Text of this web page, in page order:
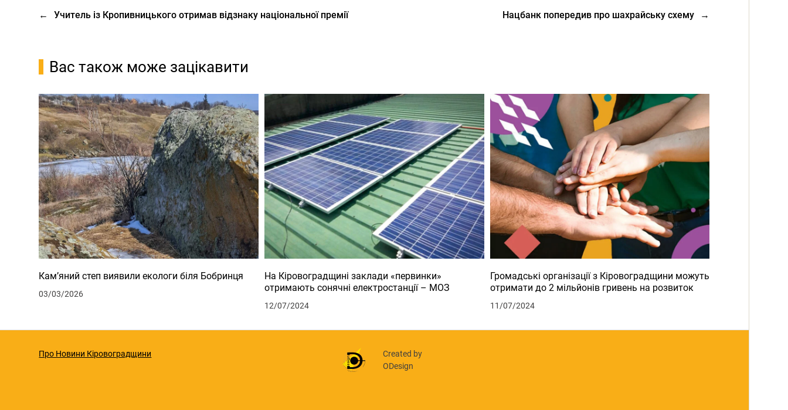
← Учитель із Кропивницького отримав відзнаку національної премії →
Нацбанк попередив про шахрайську схему
Вас також може зацікавити
Кам’яний степ виявили екологи біля Бобринця
03/03/2026
На Кіровоградщині заклади «первинки»
отримають сонячні електростанції – МОЗ
12/07/2024
Громадські організації з Кіровоградщини можуть
отримати до 2 мільйонів гривень на розвиток
11/07/2024
Про Новини Кіровоградщини
Created by
ODesign